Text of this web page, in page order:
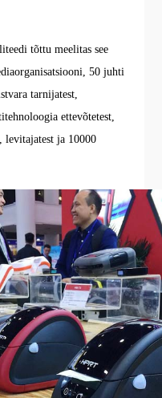
tõttu meelitas see
50 juhti
tarnijatest,
ettevõtetest,
levitajatest ja 10000